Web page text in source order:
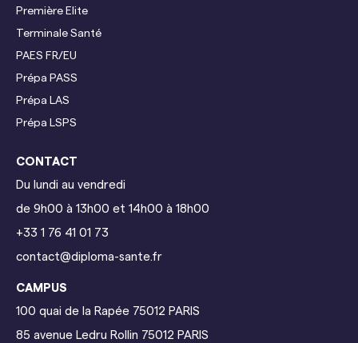
Première Elite
Terminale Santé
PAES FR/EU
Prépa PASS
Prépa LAS
Prépa LSPS
CONTACT
Du lundi au vendredi
de 9h00 à 13h00 et 14h00 à 18h00
+33 1 76 41 01 73
contact@diploma-sante.fr
CAMPUS
100 quai de la Rapée 75012 PARIS
85 avenue Ledru Rollin 75012 PARIS